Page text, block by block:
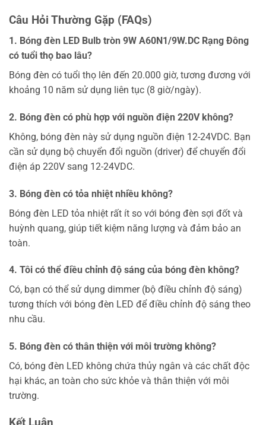
Câu Hỏi Thường Gặp (FAQs)
1. Bóng đèn LED Bulb tròn 9W A60N1/9W.DC Rạng Đông
có tuổi thọ bao lâu?
Bóng đèn có tuổi thọ lên đến 20.000 giờ, tương đương với
khoảng 10 năm sử dụng liên tục (8 giờ/ngày).
2. Bóng đèn có phù hợp với nguồn điện 220V không?
Không, bóng đèn này sử dụng nguồn điện 12-24VDC. Bạn
cần sử dụng bộ chuyển đổi nguồn (driver) để chuyển đổi
điện áp 220V sang 12-24VDC.
3. Bóng đèn có tỏa nhiệt nhiều không?
Bóng đèn LED tỏa nhiệt rất ít so với bóng đèn sợi đốt và
huỳnh quang, giúp tiết kiệm năng lượng và đảm bảo an
toàn.
4. Tôi có thể điều chỉnh độ sáng của bóng đèn không?
Có, bạn có thể sử dụng dimmer (bộ điều chỉnh độ sáng)
tương thích với bóng đèn LED để điều chỉnh độ sáng theo
nhu cầu.
5. Bóng đèn có thân thiện với môi trường không?
Có, bóng đèn LED không chứa thủy ngân và các chất độc
hại khác, an toàn cho sức khỏe và thân thiện với môi
trường.